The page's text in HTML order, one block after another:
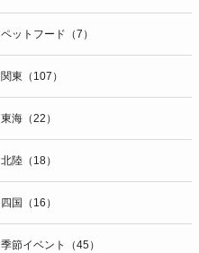
ペットフード（7）
関東（107）
東海（22）
北陸（18）
四国（16）
季節イベント（45）